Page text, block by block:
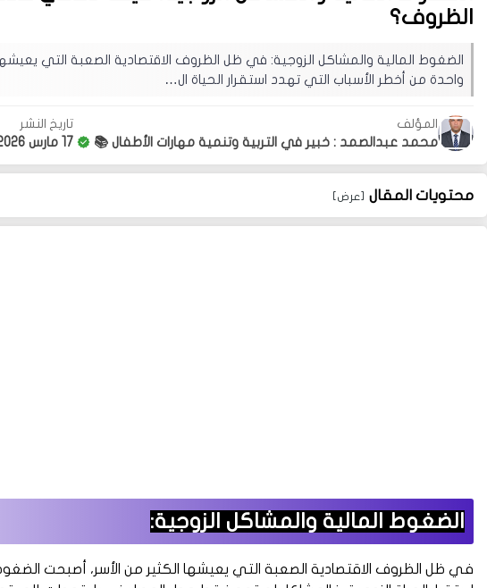
الظروف؟
الضغوط المالية والمشاكل الزوجية: في ظل الظروف الاقتصادية الصعبة التي
واحدة من أخطر الأسباب التي تهدد استقرار الحياة ال…
المؤلف
محمد عبدالصمد : خبير في التربية وتنمية مهارات الأطفال 📚
تاريخ النشر
17 مارس 2026
محتويات المقال
الضغوط المالية والمشاكل الزوجية:
في ظل الظروف الاقتصادية الصعبة التي يعيشها الكثير من الأسر، أصبحت